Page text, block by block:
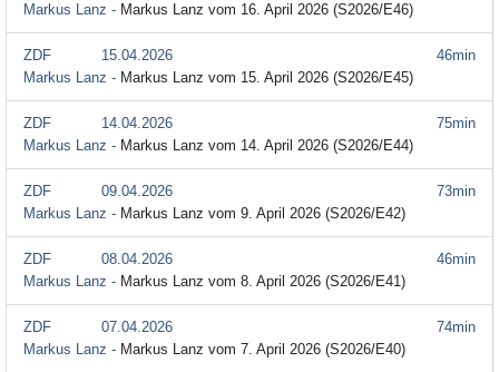
Markus Lanz - Markus Lanz vom 16. April 2026 (S2026/E46)
46min
ZDF
15.04.2026
Markus Lanz - Markus Lanz vom 15. April 2026 (S2026/E45)
75min
ZDF
14.04.2026
Markus Lanz - Markus Lanz vom 14. April 2026 (S2026/E44)
73min
ZDF
09.04.2026
Markus Lanz - Markus Lanz vom 9. April 2026 (S2026/E42)
46min
ZDF
08.04.2026
Markus Lanz - Markus Lanz vom 8. April 2026 (S2026/E41)
74min
ZDF
07.04.2026
Markus Lanz - Markus Lanz vom 7. April 2026 (S2026/E40)